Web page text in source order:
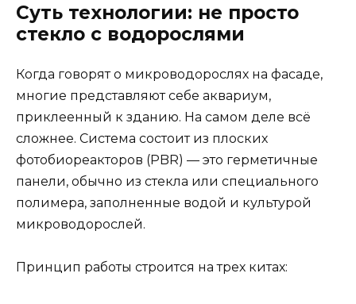
Суть технологии: не просто
стекло с водорослями
Когда говорят о микроводорослях на фасаде,
многие представляют себе аквариум,
приклеенный к зданию. На самом деле всё
сложнее. Система состоит из плоских
фотобиореакторов (PBR) — это герметичные
панели, обычно из стекла или специального
полимера, заполненные водой и культурой
микроводорослей.
Принцип работы строится на трех китах: